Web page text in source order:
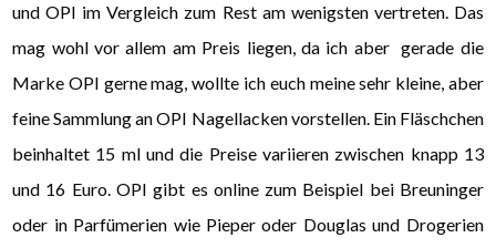
und OPI im Vergleich zum Rest am wenigsten vertreten. Das
mag wohl vor allem am Preis liegen, da ich aber gerade die
Marke OPI gerne mag, wollte ich euch meine sehr kleine, aber
feine Sammlung an OPI Nagellacken vorstellen. Ein Fläschchen
beinhaltet 15 ml und die Preise variieren zwischen knapp 13
und 16 Euro. OPI gibt es online zum Beispiel bei Breuninger
oder in Parfümerien wie Pieper oder Douglas und Drogerien